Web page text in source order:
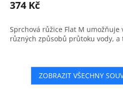
374 Kč
Sprchová růžice Flat M umožňuje
různých způsobů průtoku vody, a
ZOBRAZIT VŠECHNY